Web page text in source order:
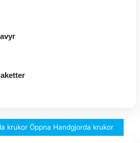
krukor Öppna Handgjorda krukor